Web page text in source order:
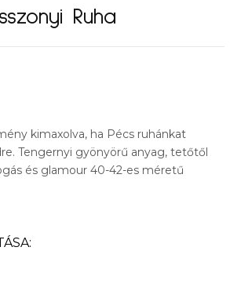
Ruha
kimaxolva, ha Pécs ruhánkat
Tengernyi gyönyörű anyag, tetőtől
és glamour 40-42-es méretű